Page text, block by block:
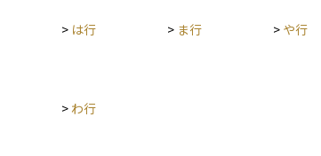
> は行 > ま行 > や行
> わ行